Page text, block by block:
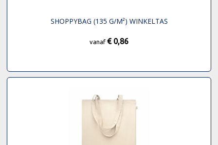
SHOPPYBAG (135 G/M²) WINKELTAS
vanaf € 0,86